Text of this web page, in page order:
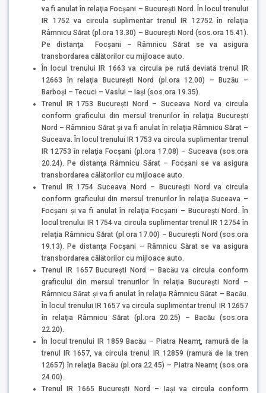
va fi anulat în relaţia Focşani – Bucureşti Nord. În locul trenului
IR 1752 va circula suplimentar trenul IR 12752 în relaţia
Râmnicu Sărat (pl.ora 13.30) – Bucureşti Nord (sos.ora 15.41).
Pe distanţa Focşani – Râmnicu Sărat se va asigura
transbordarea călătorilor cu mijloace auto.
În locul trenului IR 1663 va circula pe rută deviată trenul IR
12663 în relaţia Bucureşti Nord (pl.ora 12.00) – Buzău –
Barboşi – Tecuci – Vaslui – Iaşi (sos.ora 19.35).
Trenul IR 1753 București Nord – Suceava Nord va circula
conform graficului din mersul trenurilor în relaţia Bucureşti
Nord – Râmnicu Sărat şi va fi anulat în relaţia Râmnicu Sărat –
Suceava. În locul trenului IR 1753 va circula suplimentar trenul
IR 12753 în relaţia Focşani (pl.ora 17.08) – Suceava (sos.ora
20.24). Pe distanţa Râmnicu Sărat – Focşani se va asigura
transbordarea călătorilor cu mijloace auto.
Trenul IR 1754 Suceava Nord – București Nord va circula
conform graficului din mersul trenurilor în relaţia Suceava –
Focşani şi va fi anulat în relaţia Focşani – Bucureşti Nord. În
locul trenului IR 1754 va circula suplimentar trenul IR 12754 în
relaţia Râmnicu Sărat (pl.ora 17.00) – Bucureşti Nord (sos.ora
19.13). Pe distanţa Focşani – Râmnicu Sărat se va asigura
transbordarea călătorilor cu mijloace auto.
Trenul IR 1657 București Nord – Bacău va circula conform
graficului din mersul trenurilor în relaţia Bucureşti Nord –
Râmnicu Sărat şi va fi anulat în relaţia Râmnicu Sărat – Bacău.
În locul trenului IR 1657 va circula suplimentar trenul IR 12657
în relaţia Râmnicu Sărat (pl.ora 20.25) – Bacău (sos.ora
22.20).
În locul trenului IR 1859 Bacău – Piatra Neamţ, ramură de la
trenul IR 1657, va circula trenul IR 12859 (ramură de la tren
12657) în relaţia Bacău (pl.ora 22.45) – Piatra Neamţ (sos.ora
24.00).
Trenul IR 1665 București Nord – Iași va circula conform